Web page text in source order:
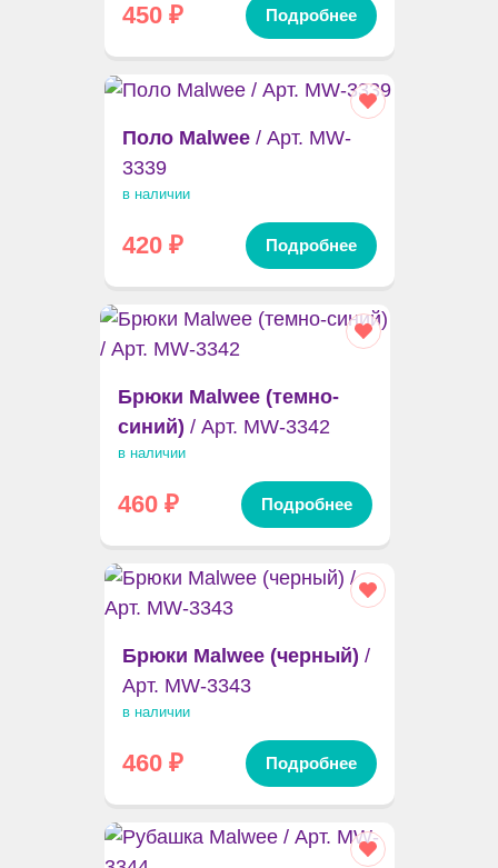
450₽ Подробнее
Поло Malwee/ Арт. MW-
3339
в наличии
420₽ Подробнее
Брюки Malwee (темно-
синий) / Арт. MW-3342
в наличии
460₽ Подробнее
Брюки Malwee (черный) /
Арт. MW-3343
в наличии
460₽ Подробнее